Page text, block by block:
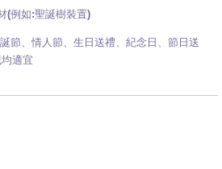
(例如:聖誕樹裝置)
節、情人節、生日送禮、紀念日、節日送
適宜